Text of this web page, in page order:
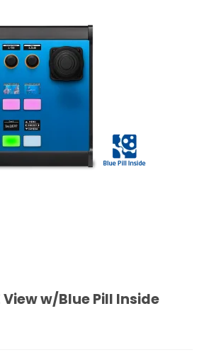
View w/Blue Pill Inside